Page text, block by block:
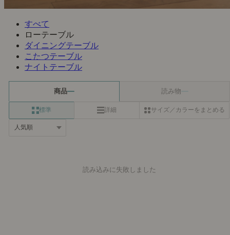
すべて
ローテーブル
ダイニングテーブル
こたつテーブル
ナイトテーブル
商品 読み物
標準 詳細 サイズ／カラーをまとめる
読み込みに失敗しました